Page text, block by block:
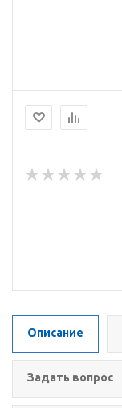
Описание
Задать вопрос